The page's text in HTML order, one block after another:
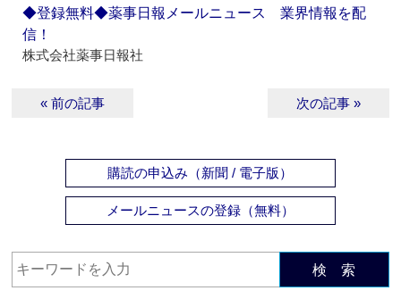
◆登録無料◆薬事日報メールニュース 業界情報を配
信！
株式会社薬事日報社
« 前の記事 次の記事 »
購読の申込み（新聞 / 電子版）
メールニュースの登録（無料）
検 索